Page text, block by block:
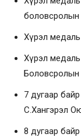
боловсролын
Хүрэл
Хүрэл
Боловсролын
7 дугаар
С.Хангэрэл
8 дугаар